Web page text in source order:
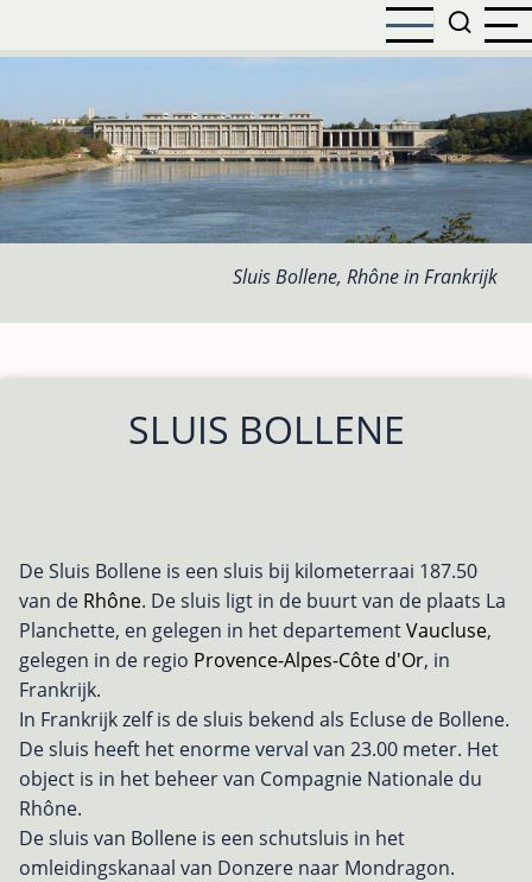
inhoud
gaan
Sluis Bollene, Rhône in Frankrijk
SLUIS BOLLENE
De Sluis Bollene is een sluis bij kilometerraai 187.50
van de Rhône. De sluis ligt in de buurt van de plaats La
Planchette, en gelegen in het departementVaucluse,
gelegen in de regio Provence-Alpes-Côte d'Or, in
Frankrijk.
In Frankrijk zelf is de sluis bekend als Ecluse de Bollene.
De sluis heeft het enorme verval van 23.00 meter. Het
object is in het beheer van Compagnie Nationale du
Rhône.
De sluis van Bollene is een schutsluis in het
omleidingskanaal van Donzere naar Mondragon.